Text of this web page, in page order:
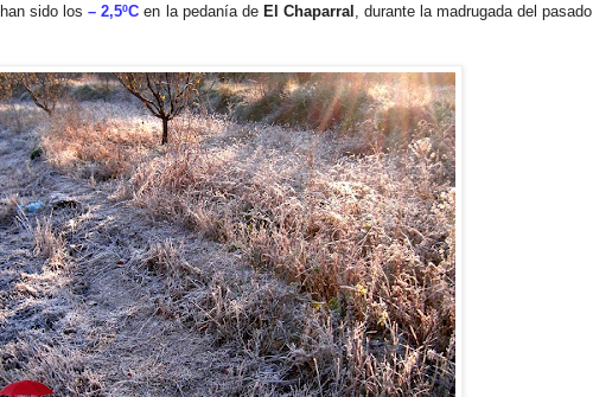
han sido los– 2,5ºC en la pedaníade El Chaparral , durante la madrugada del pasado